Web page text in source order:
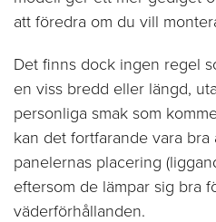
att föredra om du vill
Det finns dock ingen regel
en viss bredd eller längd,
personliga smak som
kan det fortfarande vara
panelernas placering
eftersom de lämpar sig bra
väderförhållanden.